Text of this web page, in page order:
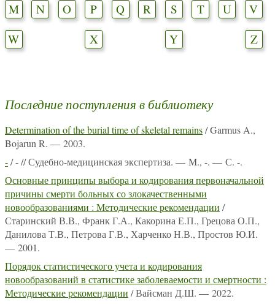
M
N O P Q R S T U
V
W
X Y Z
Последние поступления в библиотеку
Determination of the burial time of skeletal remains/ Garmus A.,
Bojarun R. — 2003.
-/ - // Судебно-медицинская экспертиза. — М., -. — С. -.
Основные принципы выбора и кодирования первоначальной
причины смерти больных со злокачественными
новообразованиями : Методические рекомендации /
Старинский В.В., Франк Г.А., Какорина Е.П., Грецова О.П.,
Данилова Т.В., Петрова Г.В., Харченко Н.В., Простов Ю.И.
— 2001.
Порядок статистического учета и кодирования
новообразований в статистике заболеваемости и смертности :
Методические рекомендации / Вайсман Д.Ш. — 2022.